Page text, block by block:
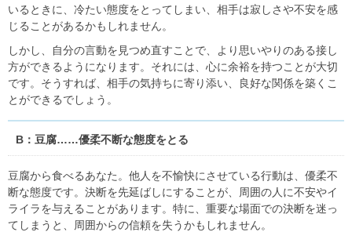
いるときに、冷たい態度をとってしまい、相手は寂しさや不安を感
じることがあるかもしれません。
しかし、自分の言動を見つめ直すことで、より思いやりのある接し
方ができるようになります。それには、心に余裕を持つことが大切
です。そうすれば、相手の気持ちに寄り添い、良好な関係を築くこ
とができるでしょう。
B：豆腐……優柔不断な態度をとる
豆腐から食べるあなた。他人を不愉快にさせている行動は、優柔不
断な態度です。決断を先延ばしにすることが、周囲の人に不安やイ
ライラを与えることがあります。特に、重要な場面での決断を迷っ
てしまうと、周囲からの信頼を失うかもしれません。